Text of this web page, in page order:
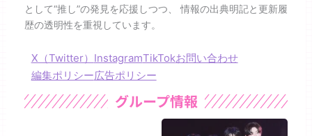
として“推し”の発見を応援しつつ、 情報の出典明記と更新履
歴の透明性を重視しています。
X（Twitter） InstagramTikTokお問い合わせ
編集ポリシー広告ポリシー
グループ情報